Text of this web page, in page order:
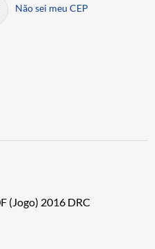
Não sei meu CEP
(Jogo) 2016 DRC